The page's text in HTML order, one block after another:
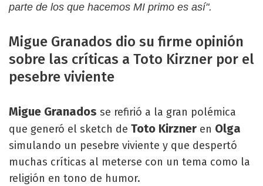
parte de los que hacemos MI primo es así".
Migue Granados dio su firme opinión
sobre las críticas a Toto Kirzner por el
pesebre viviente
Migue Granados se refirió a la gran polémica
que generó el sketch de Toto Kirzner en Olga
simulando un pesebre viviente y que despertó
muchas críticas al meterse con un tema como la
religión en tono de humor.